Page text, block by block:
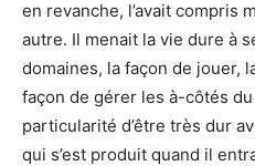
en revanche, l’avait compris
autre. Il menait la vie dure à
domaines, la façon de jouer,
façon de gérer les à-côtés
particularité d’être très dur
qui s’est produit quand il